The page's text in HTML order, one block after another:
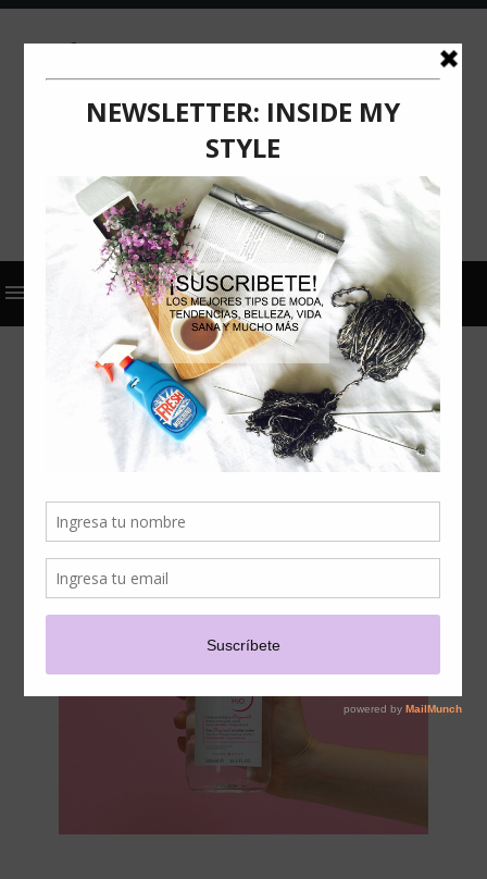
2023 ACTUALIZACIÓN BELLEZA
COMUNICADO DE PRENSA CRUZ VERDE SKINCARE
EL SECRETO DEL AGUA
MICELAR